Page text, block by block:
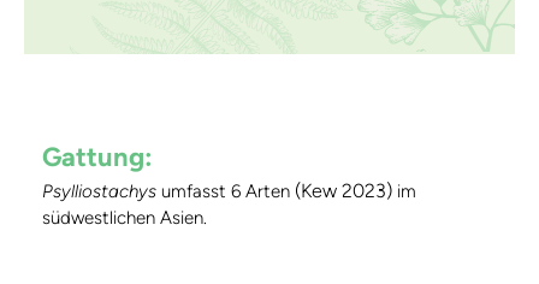
Gattung:
Psylliostachys umfasst 6 Arten (Kew 2023) im
südwestlichen Asien.